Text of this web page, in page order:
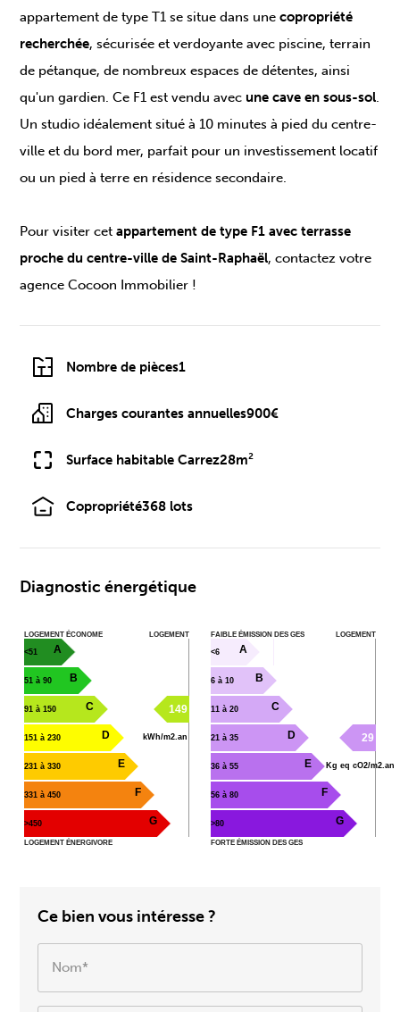
appartement de type T1 se situe dans unecopropriété
recherchée, sécurisée et verdoyante avec piscine, terrain
de pétanque, de nombreux espaces de détentes, ainsi
qu'un gardien. Ce F1 est vendu avec une cave en sous-sol.
Un studio idéalement situé à 10 minutes à pied du centre-
ville et du bord mer, parfait pour un investissement locatif
ou un pied à terre en résidence secondaire.
Pour visiter cetappartement de type F1 avec terrasse
proche du centre-ville de Saint-Raphaël, contactez votre
agence Cocoon Immobilier !
Nombre de pièces1
Charges courantes annuelles900€
Surface habitable Carrez28m²
Copropriété368 lots
Diagnostic énergétique
LOGEMENT ÉCONOME LOGEMENT
<51 A
51 à 90 B
91 à 150 C
151 à 230 D
231 à 330 E
331 à 450 F
>450 G
149
kWh/m2.an
LOGEMENT ÉNERGIVORE
FAIBLE ÉMISSION DES GES LOGEMENT
<6 A
6 à 10 B
11 à 20 C
21 à 35 D
36 à 55 E
56 à 80 F
>80 G
29
Kg eq cO2/m2.an
FORTE ÉMISSION DES GES
Ce bien vous intéresse ?
Nom*